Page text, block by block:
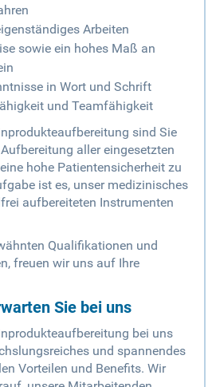
Arbeiten
sowie ein hohes Maß an
in Wort und Schrift
und Teamfähigkeit
sind Sie
aller eingesetzten
hohe Patientensicherheit zu
ist es, unser medizinisches
aufbereiteten Instrumenten
Qualifikationen und
freuen wir uns auf Ihre
Sie bei uns
bei uns
und spannendes
Vorteilen und Benefits. Wir